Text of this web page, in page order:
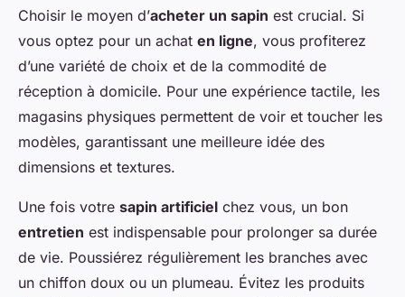
Choisir le moyen d’acheter un sapin est crucial. Si
vous optez pour un achat en ligne, vous profiterez
d’une variété de choix et de la commodité de
réception à domicile. Pour une expérience tactile, les
magasins physiques permettent de voir et toucher les
modèles, garantissant une meilleure idée des
dimensions et textures.
Une fois votre sapin artificiel chez vous, un bon
entretien est indispensable pour prolonger sa durée
de vie. Poussiérez régulièrement les branches avec
un chiffon doux ou un plumeau. Évitez les produits